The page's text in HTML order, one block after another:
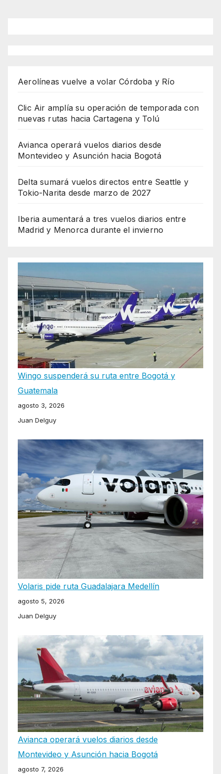
Aerolíneas vuelve a volar Córdoba y Río
Clic Air amplía su operación de temporada con
nuevas rutas hacia Cartagena y Tolú
Avianca operará vuelos diarios desde
Montevideo y Asunción hacia Bogotá
Delta sumará vuelos directos entre Seattle y
Tokio-Narita desde marzo de 2027
Iberia aumentará a tres vuelos diarios entre
Madrid y Menorca durante el invierno
Wingo suspenderá su ruta entre Bogotá y
Guatemala
agosto 3, 2026
Juan Delguy
Volaris pide ruta Guadalajara Medellín
agosto 5, 2026
Juan Delguy
Avianca operará vuelos diarios desde
Montevideo y Asunción hacia Bogotá
agosto 7, 2026